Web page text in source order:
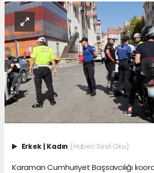
Erkek | Kadın (Haberi Sesli Oku)
Karaman Cumhuriyet Başsavcılığı